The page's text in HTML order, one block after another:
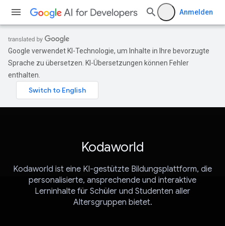
Anmelden
Google verwendet KI-Technologie, um Inhalte in Ihre bevorzugte
Sprache zu übersetzen. KI-Übersetzungen können Fehler
enthalten.
Kodaworld
Kodaworld ist eine KI-gestützte Bildungsplattform, die
personalisierte, ansprechende und interaktive
Lerninhalte für Schüler und Studenten aller
Altersgruppen bietet.